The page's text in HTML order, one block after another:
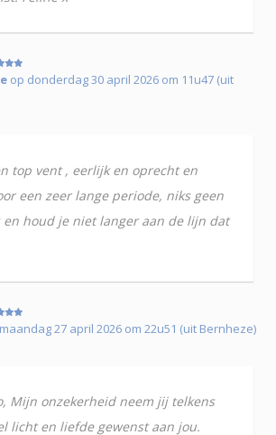
op donderdag 30 april 2026 om 11u47 (uit
top vent , eerlijk en oprecht en
een zeer lange periode, niks geen
en houd je niet langer aan de lijn dat
27 april 2026 om 22u51 (uit Bernheze)
Mijn onzekerheid neem jij telkens
licht en liefde gewenst aan jou.